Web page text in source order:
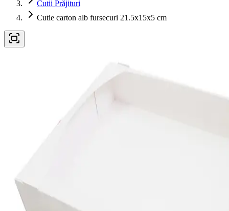
Cutii Prăjituri
Cutie carton alb fursecuri 21.5x15x5 cm